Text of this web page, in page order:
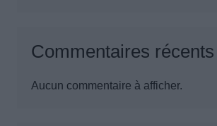
Commentaires récents
Aucun commentaire à afficher.